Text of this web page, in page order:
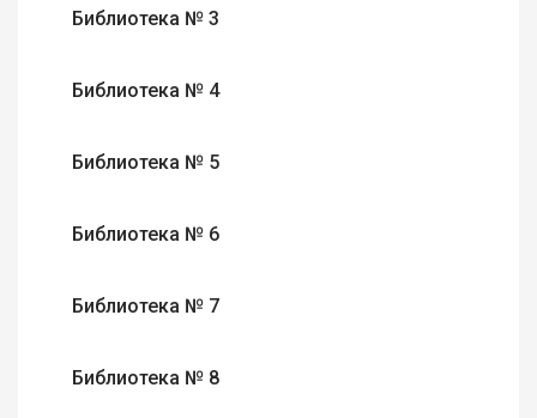
Библиотека № 3
Библиотека № 4
Библиотека № 5
Библиотека № 6
Библиотека № 7
Библиотека № 8